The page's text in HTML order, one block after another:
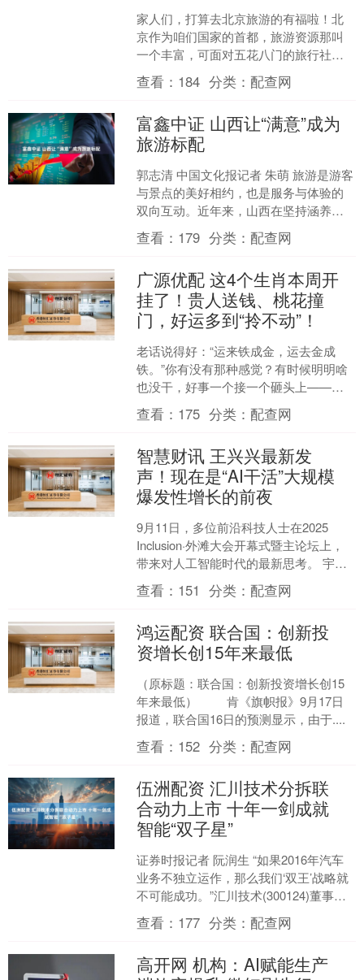
家人们，打算去北京旅游的有福啦！北
京作为咱们国家的首都，旅游资源那叫
一个丰富，可面对五花八门的旅行社，
该怎么选呢？今天就给大家盘一盘北京
口碑超棒的 3 家旅行社....
查看： 184 分类：配查网
富鑫中证 山西让“满意”成为
旅游标配
郭志清 中国文化报记者 朱萌 旅游是游客
与景点的美好相约，也是服务与体验的
双向互动。近年来，山西在坚持涵养生
态、完善形态、丰富业态的同时，围
绕“以人为本、以客为....
查看： 179 分类：配查网
广源优配 这4个生肖本周开
挂了！贵人送钱、桃花撞
门，好运多到“拎不动”！
老话说得好：“运来铁成金，运去金成
铁。”你有没有那种感觉？有时候明明啥
也没干，好事一个接一个砸头上——老
板突然给你加薪，暗恋的人主动发消
息，连楼下彩票站都对你笑....
查看： 175 分类：配查网
智慧财讯 王兴兴最新发
声！现在是“AI干活”大规模
爆发性增长的前夜
9月11日，多位前沿科技人士在2025
Inclusion·外滩大会开幕式暨主论坛上，
带来对人工智能时代的最新思考。 宇树
科技创始人兼CEO王兴兴认为，真正让
A....
查看： 151 分类：配查网
鸿运配资 联合国：创新投
资增长创15年来最低
（原标题：联合国：创新投资增长创15
年来最低） 肯《旗帜报》9月17日
报道，联合国16日的预测显示，由于....
查看： 152 分类：配查网
伍洲配资 汇川技术分拆联
合动力上市 十年一剑成就
智能“双子星”
证券时报记者 阮润生 “如果2016年汽车
业务不独立运作，那么我们‘双王’战略就
不可能成功。”汇川技术(300124)董事长
朱兴明面对证券时报记者，一语道出子
公....
查看： 177 分类：配查网
高开网 机构：AI赋能生产